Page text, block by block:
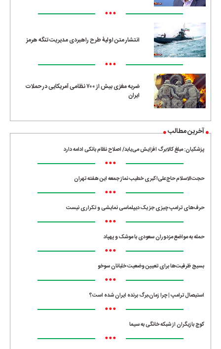
•••
انتشار متن اولیۀ طرح راهبردی مدیریت تنگه هرمز
•••
ضربه مغزی بیش از ۷۰۰ نظامی آمریکایی در حملات
ایران
آخرین مطالب
پزشکیان: مبلغ کالابرگ افزایش می‌یابد/ اصلاح نظام بانکی ادامه دارد
•••
حجت‌الاسلام حاج‌علی‌اکبری خطیب نماز جمعه این هفته تهران
•••
حرف‌های ترامپ چیزی جز یک دیپلماسی نمایشی و تکراری نیست
•••
حمله به مواضع مزدوران سعودی با موشک و پهپاد
•••
بسیج ظرفیت‌ها برای تعیین وضعیت خلبانان سوخو
•••
استیصال ترامپ | چرا زمان،برگ برنده ایران شده است؟
•••
کوچ بازیگران از شبکه خانگی به سیما
•••